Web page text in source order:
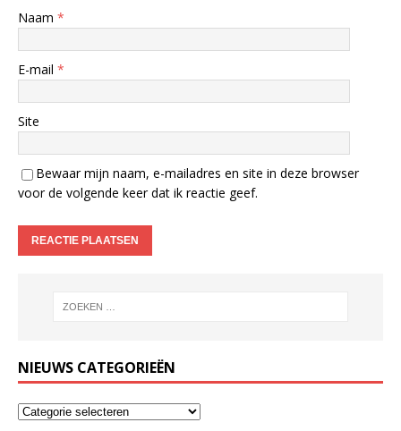
Naam *
E-mail *
Site
Bewaar mijn naam, e-mailadres en site in deze browser
voor de volgende keer dat ik reactie geef.
NIEUWS CATEGORIEËN